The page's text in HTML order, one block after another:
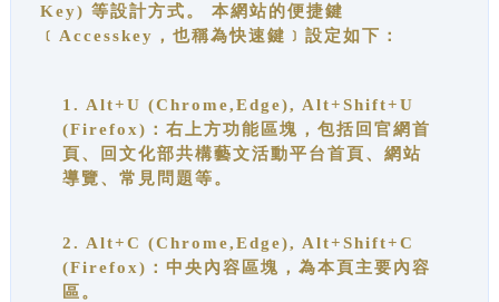
Key) 等設計方式。 本網站的便捷鍵
﹝Accesskey，也稱為快速鍵﹞設定如下：
1. Alt+U (Chrome,Edge), Alt+Shift+U
(Firefox)：右上方功能區塊，包括回官網首
頁、回文化部共構藝文活動平台首頁、網站
導覽、常見問題等。
2. Alt+C (Chrome,Edge), Alt+Shift+C
(Firefox)：中央內容區塊，為本頁主要內容
區。